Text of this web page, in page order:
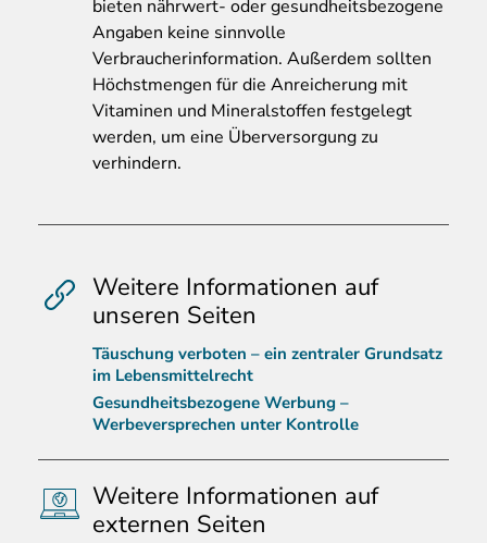
bieten nährwert- oder gesundheitsbezogene
Angaben keine sinnvolle
Verbraucherinformation. Außerdem sollten
Höchstmengen für die Anreicherung mit
Vitaminen und Mineralstoffen festgelegt
werden, um eine Überversorgung zu
verhindern.
Weitere Informationen auf
unseren Seiten
Täuschung verboten – ein zentraler Grundsatz
im Lebensmittelrecht
Gesundheitsbezogene Werbung –
Werbeversprechen unter Kontrolle
Weitere Informationen auf
externen Seiten